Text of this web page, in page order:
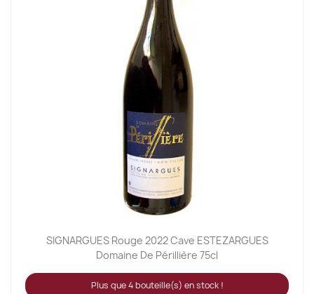
SIGNARGUES Rouge 2022 Cave ESTEZARGUES
Domaine De Périllière 75cl
Plus que 4 bouteille(s) en stock !